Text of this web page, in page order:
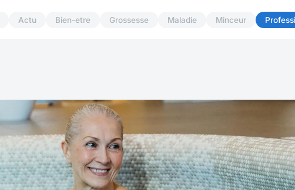
Actu Bien-etre Grossesse Maladie Minceur